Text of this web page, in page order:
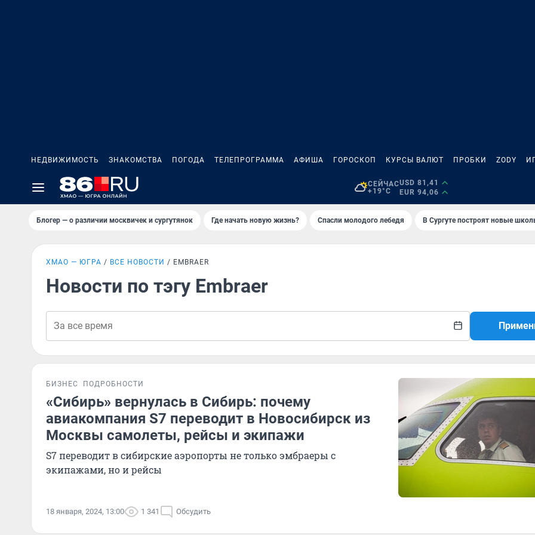
НЕДВИЖИМОСТЬ ЗНАКОМСТВА ПОГОДА ТЕЛЕПРОГРАММА АФИША ГОРОСКОП КУРСЫ ВАЛЮТ ПРОБКИ ZODY
СЕЙЧАС
+19°C
USD 81,41
EUR 94,06
Блогер — о различии москвичек и сургутянок Где начать новую жизнь? Спасли молодого лебедя В Сургуте построят новые
ХМАО — ЮГРА ВСЕ НОВОСТИ EMBRAER
Новости по тэгу Embraer
БИЗНЕС ПОДРОБНОСТИ
«Сибирь» вернулась в Сибирь: почему
авиакомпания S7 переводит в Новосибирск из
Москвы самолеты, рейсы и экипажи
S7 переводит в сибирские аэропорты не только эмбраеры с
экипажами, но и рейсы
18 января, 2024, 13:00 1 341 Обсудить